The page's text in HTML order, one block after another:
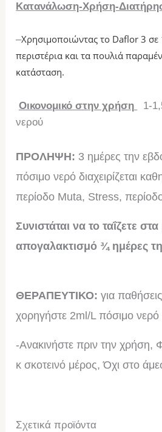
Κατανάλωση-Χρήση-
–Χρησιμοποιώντας το Daflor 3
περιστέρια και τα πουλιά
κατάσταση.
Οικονομικό στην χρήση 1-
νερού
ΠΡΟΛΗΨΗ: 3 ημέρες την
πόσιμο νερόδιαχειρίζεται
περίοδο Muta, Stress,
Συνιστάται να το ταΐζετε
απογαλακτισμό ¾ ημέρες
ΘΕΡΑΠΕΥΤΙΚΟ:για
χορηγήστε 2ml/L πόσιμο νερό
-Ανακινήστε πριν την χρήση,
κ σκοτεινό μέρος, Όχι στο
Σχετικά προϊόντα